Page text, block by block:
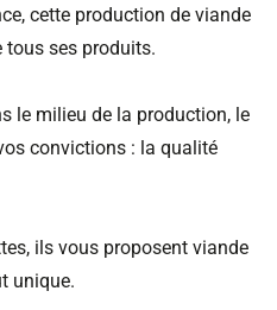
cette production de viande
ses produits.
le milieu de la production, le
convictions : la qualité
ils vous proposent viande
unique.